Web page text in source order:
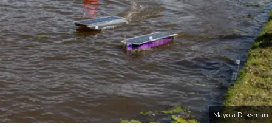
Mayola Dijksman